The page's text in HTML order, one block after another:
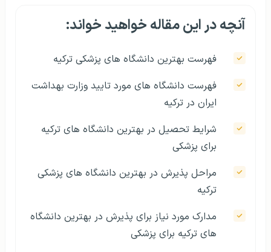
آنچه در این مقاله خواهید خواند:
فهرست بهترین دانشگاه های پزشکی ترکیه
فهرست دانشگاه‌ های مورد تایید وزارت بهداشت
ایران در ترکیه
شرایط تحصیل در بهترین دانشگاه های ترکیه
برای پزشکی
مراحل پذیرش در بهترین دانشگاه های پزشکی
ترکیه
مدارک مورد نیاز برای پذیرش در بهترین دانشگاه
های ترکیه برای پزشکی